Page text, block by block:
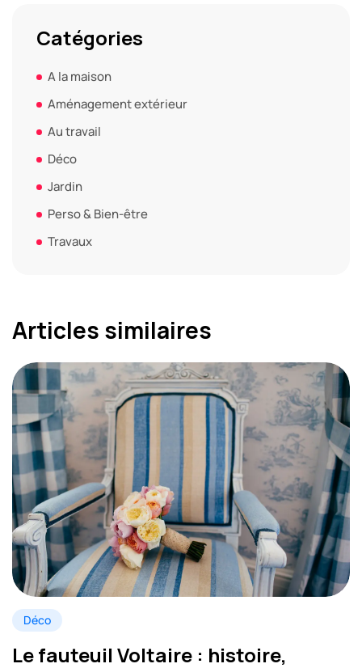
Catégories
A la maison
Aménagement extérieur
Au travail
Déco
Jardin
Perso & Bien-être
Travaux
Articles similaires
Déco
Le fauteuil Voltaire : histoire,